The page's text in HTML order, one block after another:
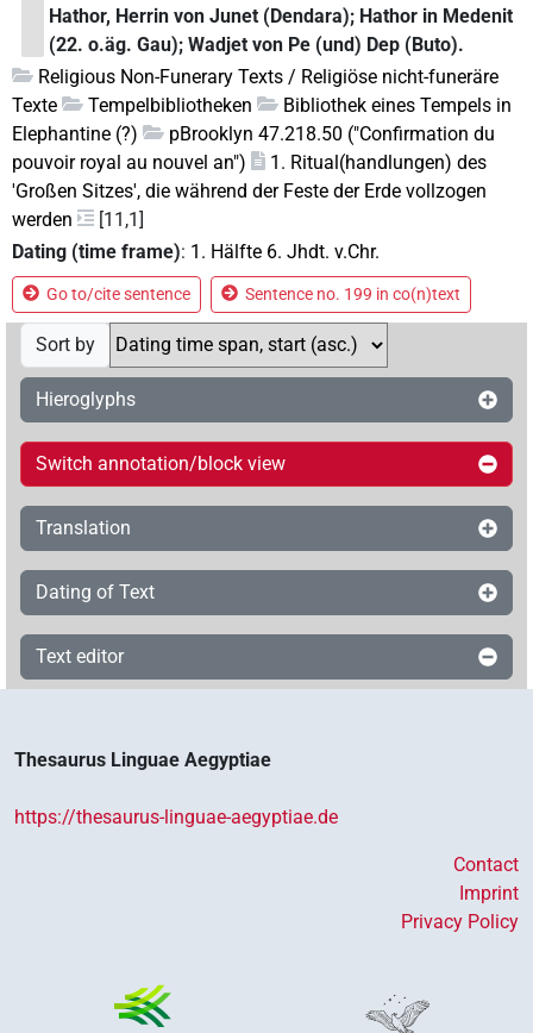
Hathor, Herrin von Junet (Dendara); Hathor in Medenit
(22. o.äg. Gau); Wadjet von Pe (und) Dep (Buto).
Religious Non-Funerary Texts / Religiöse nicht-funeräre
Texte
Tempelbibliotheken
Bibliothek eines Tempels in
Elephantine (?)
pBrooklyn 47.218.50 ("Confirmation du
pouvoir royal au nouvel an")
1. Ritual(handlungen) des
'Großen Sitzes', die während der Feste der Erde vollzogen
werden
[11,1]
Dating (time frame): 1. Hälfte 6. Jhdt. v.Chr.
Go to/cite sentence Sentence no. 199 in co(n)text
Sort by
Hieroglyphs
Switch annotation/block view
Translation
Dating of Text
Text editor
Thesaurus Linguae Aegyptiae
https://thesaurus-linguae-aegyptiae.de
Contact
Imprint
Privacy Policy